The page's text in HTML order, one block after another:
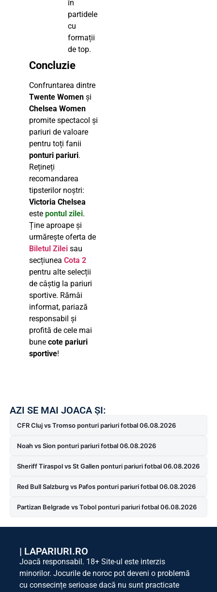
în
partidele
cu
formații
de top.
Concluzie
Confruntarea dintre
Twente Women și
Chelsea Women
promite spectacol și
pariuri de valoare
pentru toți fanii
ponturi pariuri.
Rețineți
recomandarea
tipsterilor noștri:
Victoria Chelsea
este pontul zilei.
Ține aproape și
urmărește oferta de
Biletul Zilei sau
secțiunea Cota 2
pentru alte selecții
de câștig la pariuri
sportive. Rămâi
informat, pariază
responsabil și
profită de cele mai
bune cote pariuri
sportive!
AZI SE MAI JOACA ȘI:
CFR Cluj vs Tromso ponturi pariuri fotbal 06.08.2026
Noah vs Sion ponturi pariuri fotbal 06.08.2026
Sheriff Tiraspol vs St Gallen ponturi pariuri fotbal 06.08.2026
Red Bull Salzburg vs Pafos ponturi pariuri fotbal 06.08.2026
Partizan Belgrade vs Tobol ponturi pariuri fotbal 06.08.2026
| LAPARIURI.RO
Joacă responsabil. 18+ Site-ul este interzis
minorilor. Jocurile de noroc pot deveni o problemă
cu consecințe serioase dacă nu sunt practicate